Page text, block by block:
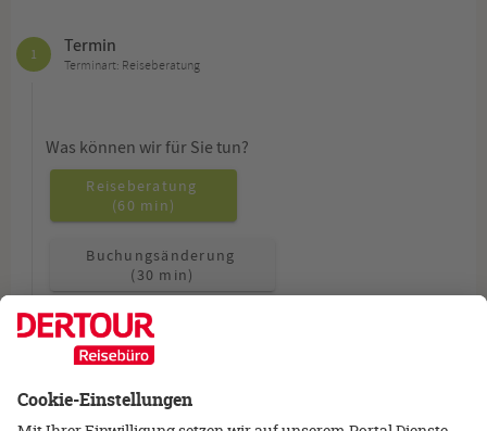
1 Termin
Terminart: Reiseberatung
Was können wir für Sie tun?
Reiseberatung
(60 min)
Buchungsänderung
(30 min)
Allgemeine Fragen
(15 min)
Wie möchten Sie beraten werden?